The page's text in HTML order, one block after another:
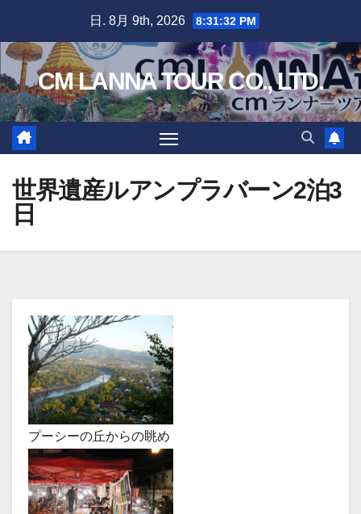
content
日. 8月 9th, 2026 8:31:34 PM
CM LANNA TOUR CO., LTD.
世界遺産ルアンプラバーン2泊3
日
プーシーの丘からの眺め